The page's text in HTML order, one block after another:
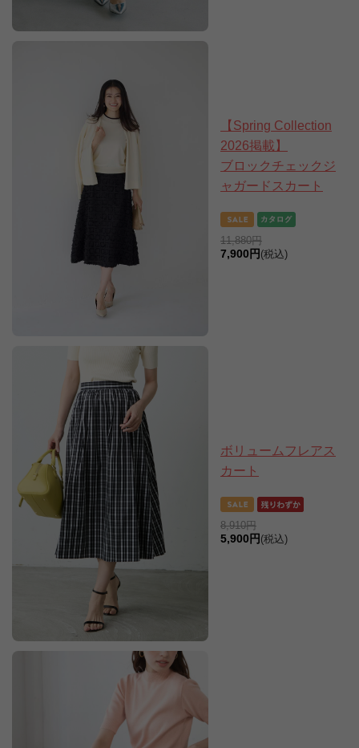
【Spring Collection
2026掲載】
ブロックチェックジ
ャガードスカート
11,880円
7,900円 (税込)
ボリュームフレアス
カート
8,910円
5,900円 (税込)